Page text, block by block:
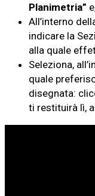
Planimetria”
All’interno
indicare la
alla quale
Seleziona,
quale
disegnata:
ti restituirà lì,